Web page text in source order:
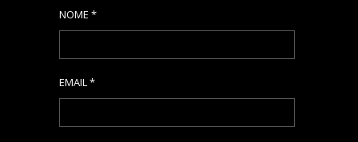
NOME *
EMAIL*